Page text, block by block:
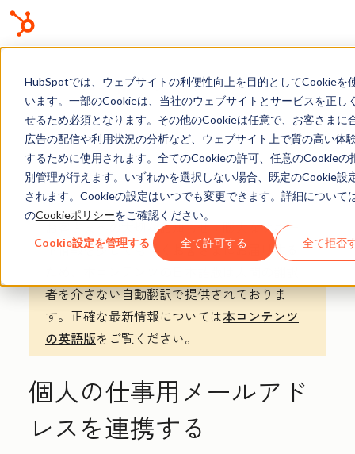
HubSpotでは、ウェブサイトの利便性向上を目的としてCookieを
います。一部のCookieは、当社のウェブサイトとサービスを正し
せるため必須となります。その他のCookieは任意で、お客さまに
広告の配信や利用状況の分析など、ウェブサイト上で質の高い体
するために使用されます。全てのCookieの許可、任意のCookieの
別管理が行えます。いずれかを選択しない場合、既定のCookie設
されます。Cookieの設定はいつでも変更できます。詳細について
のCookieポリシーをご確認ください。
Cookie設定を管理する 全て許可する 全て拒否
ナレッジベース
Eメールの接続
お客さまへの大切なお知らせ：膨大なサポー
ト情報を少しでも早くお客さまにお届けする
者を介さない自動翻訳で提供されておりま
す。 正確な最新情報については本コンテンツ
の英語版をご覧ください。
個人の仕事用メールアド
レスを連携する